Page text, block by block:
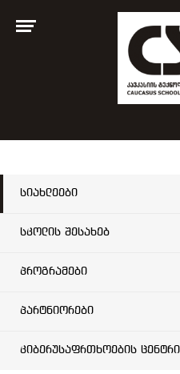
სიახლეები
სკოლის შესახებ
პროგრამები
პარტნიორები
კიბერუსაფრთხოების ცენტრი